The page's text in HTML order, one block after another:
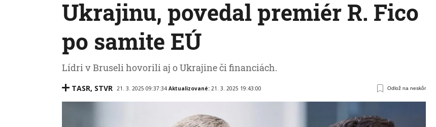
Ukrajinu, povedal premiér R. Fico
po samite EÚ
Lídri v Bruseli hovorili aj o Ukrajine či financiách.
TASR, STVR 21. 3. 2025 09:37:34 Aktualizované: 21. 3. 2025 19:43:00 Odlož na neskôr